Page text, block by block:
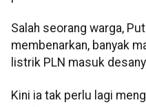
Salah seorang warga,
membenarkan, banyak
listrik PLN masuk
Kini ia tak perlu lagi